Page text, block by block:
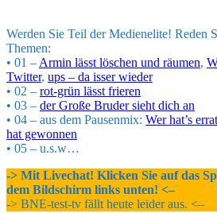
Werden Sie Teil der Medienelite! Reden
Themen:
• 01 – Armin lässt löschen und räumen,
Twitter, ups – da isser wieder
• 02 – rot-grün lässt frieren
• 03 – der Große Bruder sieht dich an
• 04 – aus dem Pausenmix: Wer hat’s
hat gewonnen
• 05 – u.s.w…
-> Mit Livechat! Klicken Sie auf das
dem Bildschirm links unten! <–
-> BNE-test-tv fällt heute leider aus. <–